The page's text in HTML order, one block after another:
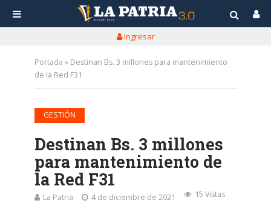
Ingresar
Portada » Destinan Bs. 3 millones para mantenimiento
de la Red F31
GESTIÓN
Destinan Bs. 3 millones
para mantenimiento de
la Red F31
La Patria 4 de diciembre de 2021 15 Vistas